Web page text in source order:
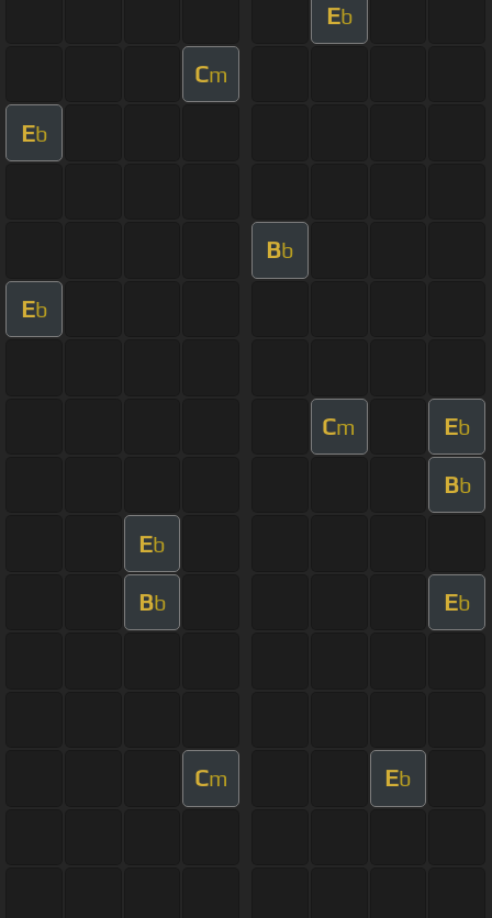
Eb
Cm
Eb
Bb
Eb
Cm Eb
Bb
Eb
Bb Eb
Cm Eb